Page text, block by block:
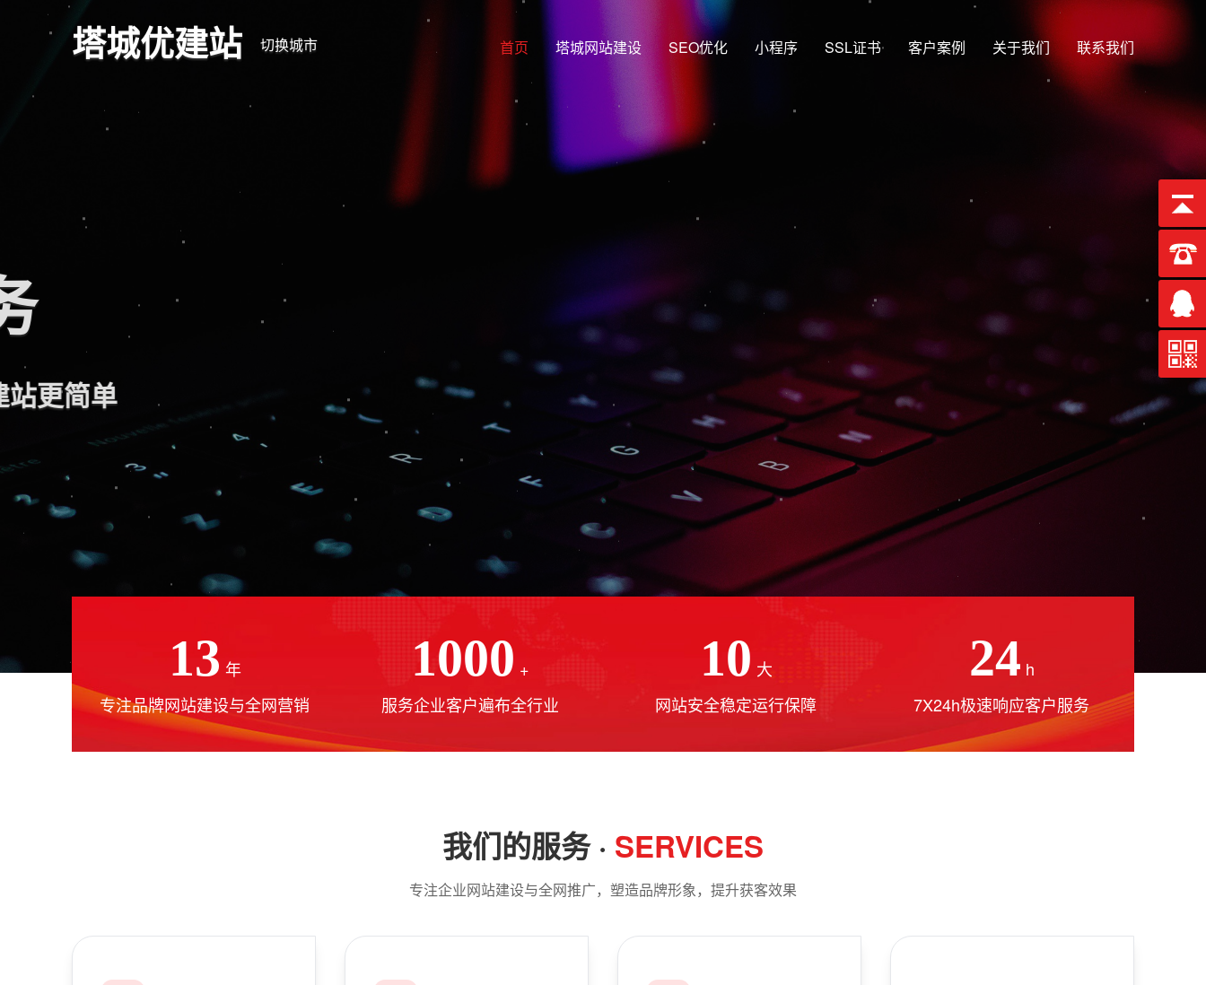
塔城优建站 切换城市 首页 塔城网站建设 SEO优化 小程序 SSL证书 客户案例 关于我们 联系我们
深耕网站建设行业13年
专注于塔城网站建设，塔城网站制作，塔城SEO优化排名
13 年
专注品牌网站建设与全网营销
1000 +
服务企业客户遍布全行业
10 大
网站安全稳定运行保障
24 h
7X24h极速响应客户服务
我们的服务 · SERVICES
专注企业网站建设与全网推广，塑造品牌形象，提升获客效果